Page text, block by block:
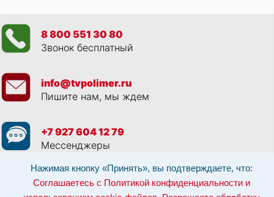
Нажимая кнопку «Принять», вы подтверждаете, что:
Соглашаетесь с Политикой конфиденциальности и
8 800 551 30 80
Звонок бесплатный
info@tvpolimer.ru
Пишите нам, мы ждем
+7 927 604 12 79
Мессенджеры
Политикой конфиденциальности и использованием cookie-файлов,